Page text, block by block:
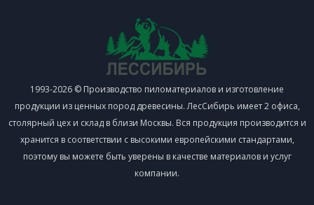
1993-2026 © Производство пиломатериалов и изготовление
продукции из ценных пород древесины. ЛесСибирь имеет 2 офиса,
столярный цех и склад в близи Москвы. Вся продукция производится и
хранится в соответствии с высокими европейскими стандартами,
поэтому вы можете быть уверены в качестве материалов и услуг
компании.